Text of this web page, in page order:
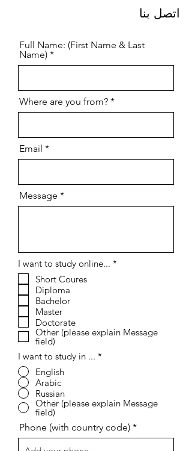
اتصل بنا
Full Name: (First Name & Last
Name)
Where are you from?
Email
Message
I want to study online... *
Short Coures
Diploma
Bachelor
Master
Doctorate
Other (please explain Message
field)
I want to study in ... *
English
Arabic
Russian
Other (please explain Message
field)
Phone (with country code)